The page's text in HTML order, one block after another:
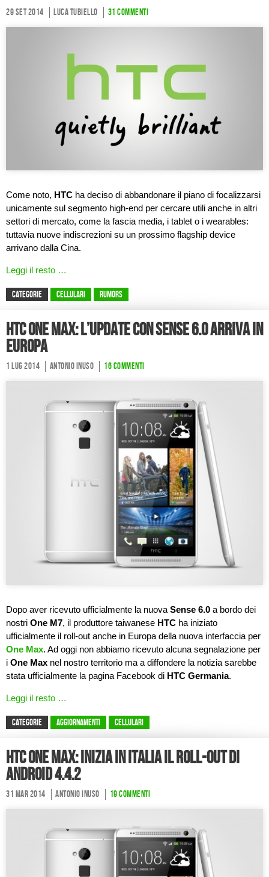
29 Set 2014 Luca Tubiello 31 commenti
Come noto, HTC ha deciso di abbandonare il piano di focalizzarsi
unicamente sul segmento high-end per cercare utili anche in altri
settori di mercato, come la fascia media, i tablet o i wearables:
tuttavia nuove indiscrezioni su un prossimo flagship device
arrivano dalla Cina.
Leggi il resto …
CATEGORIE Cellulari Rumors
HTC One Max: l’update con Sense 6.0 arriva in
Europa
1 Lug 2014 Antonio Inuso 16 commenti
Dopo aver ricevuto ufficialmente la nuova Sense 6.0 a bordo dei
nostri One M7, il produttore taiwanese HTC ha iniziato
ufficialmente il roll-out anche in Europa della nuova interfaccia per
One Max. Ad oggi non abbiamo ricevuto alcuna segnalazione per
i One Max nel nostro territorio ma a diffondere la notizia sarebbe
stata ufficialmente la pagina Facebook di HTC Germania.
Leggi il resto …
CATEGORIE Aggiornamenti Cellulari
HTC One Max: inizia in Italia il roll-out di
Android 4.4.2
31 Mar 2014 Antonio Inuso 19 commenti